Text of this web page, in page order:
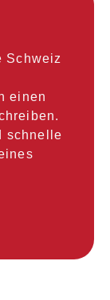
Schweiz
einen
schnelle